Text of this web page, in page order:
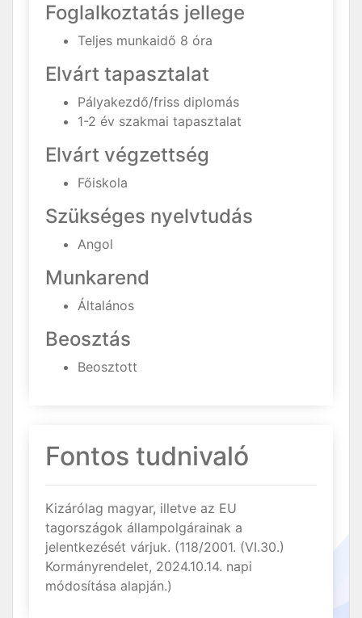
Foglalkoztatás jellege
Teljes munkaidő 8 óra
Elvárt tapasztalat
Pályakezdő/friss diplomás
1-2 év szakmai tapasztalat
Elvárt végzettség
Főiskola
Szükséges nyelvtudás
Angol
Munkarend
Általános
Beosztás
Beosztott
Fontos tudnivaló
Kizárólag magyar, illetve az EU
tagországok állampolgárainak a
jelentkezését várjuk. (118/2001. (VI.30.)
Kormányrendelet, 2024.10.14. napi
módosítása alapján.)